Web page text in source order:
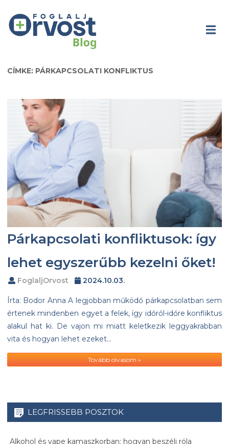
CÍMKE: PÁRKAPCSOLATI KONFLIKTUS
Párkapcsolati konfliktusok: így
lehet egyszerűbb kezelni őket!
FoglaljOrvost 2024.10.03.
Írta: Bodor Anna A legjobban működő párkapcsolatban sem
értenek mindenben egyet a felek, így időről-időre konfliktus
alakul hat ki. De vajon mi miatt keletkezik leggyakrabban
vita és hogyan lehet ezeket…
Tovább olvasom »
LEGFRISSEBB POSZTOK
Alkohol és vape kamaszkorban: hogyan beszélj róla